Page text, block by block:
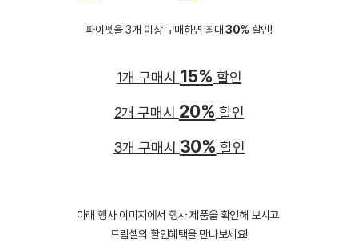
파이펫을 3개 이상 구매하면 최대 30% 할인!
1개 구매시 15% 할인
2개 구매시 20% 할인
3개 구매시 30% 할인
아래 행사 이미지에서 행사 제품을 확인해 보시고
드림셀의 할인혜택을 만나보세요!